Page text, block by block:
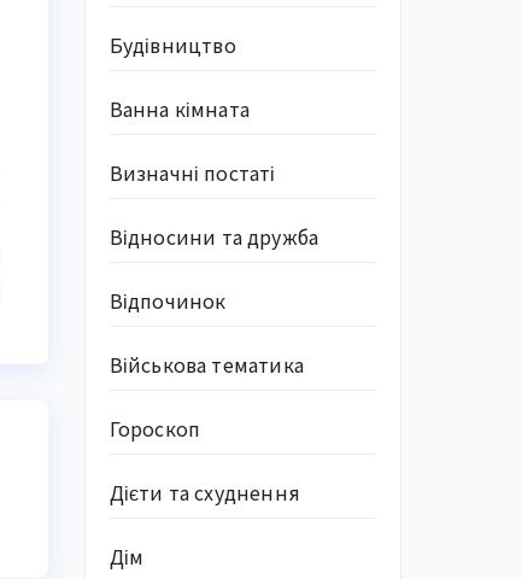
Будівництво
Ванна кімната
Визначні постаті
Відносини та дружба
Відпочинок
Військова тематика
Гороскоп
Дієти та схуднення
Дім